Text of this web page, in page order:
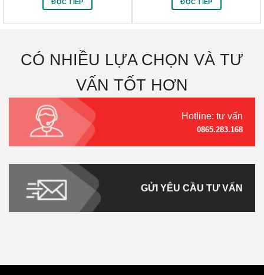
ĐỌC TIẾP ĐỌC TIẾP
CÓ NHIỀU LỰA CHỌN VÀ TƯ
VẤN TỐT HƠN
Hotline: tư vấn
0865.283.168
GỬI YÊU CẦU TƯ VẤN